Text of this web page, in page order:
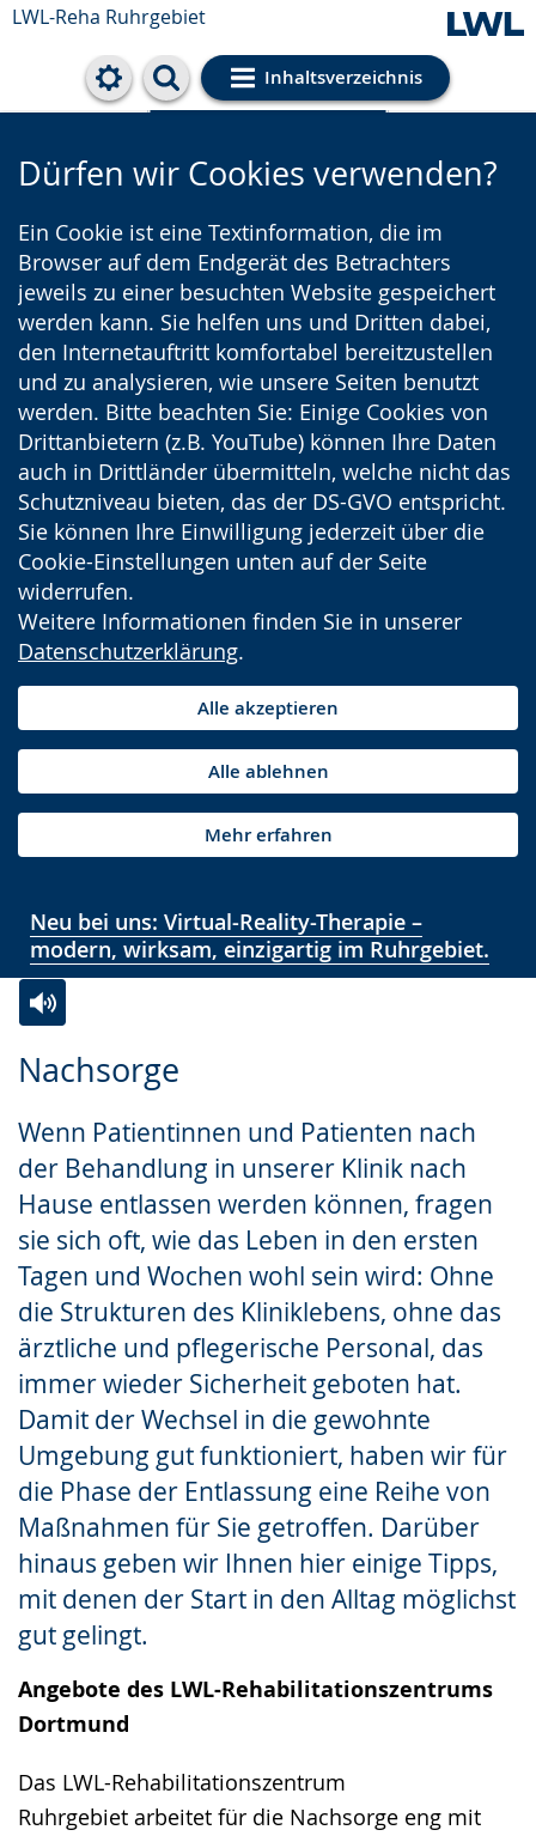
LWL-Reha Ruhrgebiet
Inhaltsverzeichnis
Cookie-Einstellungen
Dürfen wir Cookies verwenden?
Ein Cookie ist eine Textinformation, die im
Browser auf dem Endgerät des Betrachters
jeweils zu einer besuchten Website gespeichert
werden kann. Sie helfen uns und Dritten dabei,
den Internetauftritt komfortabel bereitzustellen
und zu analysieren, wie unsere Seiten benutzt
werden. Bitte beachten Sie: Einige Cookies von
Drittanbietern (z.B. YouTube) können Ihre Daten
auch in Drittländer übermitteln, welche nicht das
Schutzniveau bieten, das der DS-GVO entspricht.
Sie können Ihre Einwilligung jederzeit über die
Cookie-Einstellungen unten auf der Seite
widerrufen.
Weitere Informationen finden Sie in unserer
Datenschutzerklärung.
Alle akzeptieren
Alle ablehnen
Mehr erfahren
Neu bei uns: Virtual-Reality-Therapie –
modern, wirksam, einzigartig im Ruhrgebiet.
Nachsorge
Wenn Patientinnen und Patienten nach
der Behandlung in unserer Klinik nach
Hause entlassen werden können, fragen
sie sich oft, wie das Leben in den ersten
Tagen und Wochen wohl sein wird: Ohne
die Strukturen des Kliniklebens, ohne das
ärztliche und pflegerische Personal, das
immer wieder Sicherheit geboten hat.
Damit der Wechsel in die gewohnte
Umgebung gut funktioniert, haben wir für
die Phase der Entlassung eine Reihe von
Maßnahmen für Sie getroffen. Darüber
hinaus geben wir Ihnen hier einige Tipps,
mit denen der Start in den Alltag möglichst
gut gelingt.
Angebote des LWL-Rehabilitationszentrums
Dortmund
Das LWL-Rehabilitationszentrum
Ruhrgebiet arbeitet für die Nachsorge eng mit
Leichten
wechseln.
Audio-
Video
Deutscher
Gebärdensprache
wird
angezeigt.